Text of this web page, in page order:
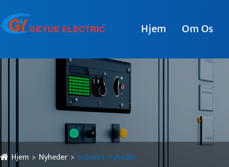
Hjem Om Os
Hjem Nyheder Industri -nyheder